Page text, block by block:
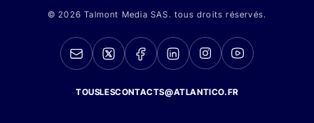
© 2026 Talmont Media SAS. tous droits réservés.
TOUSLESCONTACTS@ATLANTICO.FR